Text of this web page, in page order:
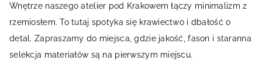
Wnętrze naszego atelier pod Krakowem łączy minimalizm z
rzemiosłem. To tutaj spotyka się krawiectwo i dbałość o
detal. Zapraszamy do miejsca, gdzie jakość, fason i staranna
selekcja materiałów są na pierwszym miejscu.